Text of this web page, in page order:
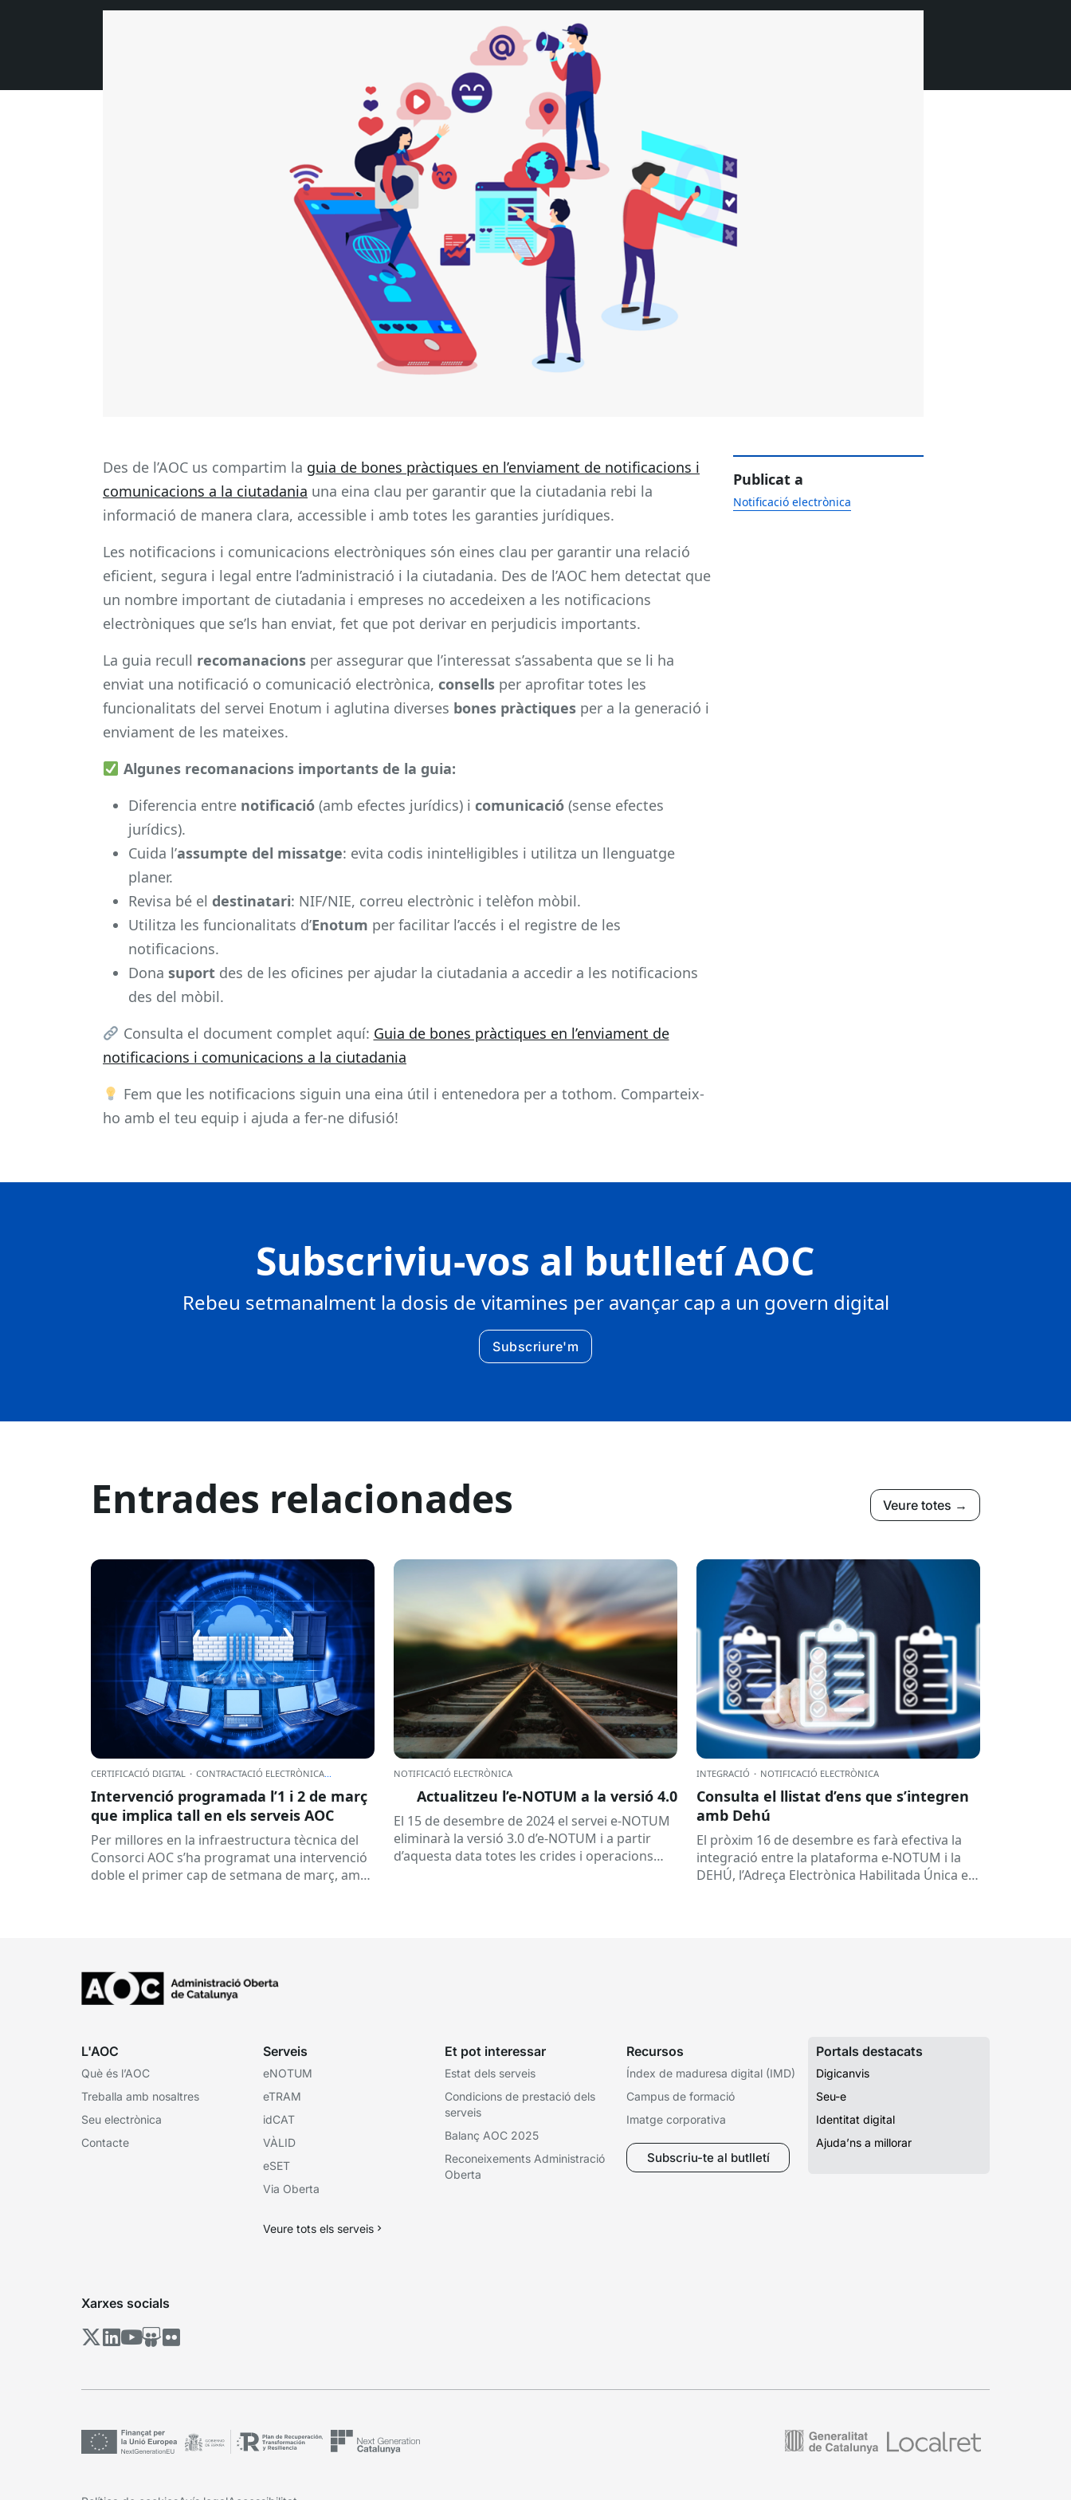
Des de l’AOC us compartim la guia de bones pràctiques en l’enviament de notificacions i
comunicacions a la ciutadania una eina clau per garantir que la ciutadania rebi la
informació de manera clara, accessible i amb totes les garanties jurídiques.
Les notificacions i comunicacions electròniques són eines clau per garantir una relació
eficient, segura i legal entre l’administració i la ciutadania. Des de l’AOC hem detectat que
un nombre important de ciutadania i empreses no accedeixen a les notificacions
electròniques que se’ls han enviat, fet que pot derivar en perjudicis importants.
La guia recull recomanacions per assegurar que l’interessat s’assabenta que se li ha
enviat una notificació o comunicació electrònica, consells per aprofitar totes les
funcionalitats del servei Enotum i aglutina diverses bones pràctiques per a la generació i
enviament de les mateixes.
Algunes recomanacions importants de la guia:
Diferencia entre notificació (amb efectes jurídics) i comunicació (sense efectes
jurídics).
Cuida l’assumpte del missatge: evita codis inintel·ligibles i utilitza un llenguatge
planer.
Revisa bé el destinatari: NIF/NIE, correu electrònic i telèfon mòbil.
Utilitza les funcionalitats d’Enotum per facilitar l’accés i el registre de les
notificacions.
Dona suport des de les oficines per ajudar la ciutadania a accedir a les notificacions
des del mòbil.
Consulta el document complet aquí: Guia de bones pràctiques en l’enviament de
notificacions i comunicacions a la ciutadania
Fem que les notificacions siguin una eina útil i entenedora per a tothom. Comparteix-
ho amb el teu equip i ajuda a fer-ne difusió!
Publicat a
Notificació electrònica
Subscriviu-vos al butlletí AOC
Rebeu setmanalment la dosis de vitamines per avançar cap a un govern digital
Subscriure'm
Entrades relacionades Veure totes →
CERTIFICACIÓ DIGITAL · CONTRACTACIÓ ELECTRÒNICA
Intervenció programada l’1 i 2 de març
que implica tall en els serveis AOC
Per millores en la infraestructura tècnica del
Consorci AOC s’ha programat una intervenció
doble el primer cap de setmana de març, amb
NOTIFICACIÓ ELECTRÒNICA
Actualitzeu l’e-NOTUM a la versió 4.0
El 15 de desembre de 2024 el servei e-NOTUM
eliminarà la versió 3.0 d’e-NOTUM i a partir
d’aquesta data totes les crides i operacions
INTEGRACIÓ · NOTIFICACIÓ ELECTRÒNICA
Consulta el llistat d’ens que s’integren
amb Dehú
El pròxim 16 de desembre es farà efectiva la
integració entre la plataforma e-NOTUM i la
DEHÚ, l’Adreça Electrònica Habilitada Única en
L'AOC
Què és l’AOC
Treballa amb nosaltres
Seu electrònica
Contacte
Serveis
eNOTUM
eTRAM
idCAT
VÀLID
eSET
Via Oberta
Veure tots els serveis
Et pot interessar
Estat dels serveis
Condicions de prestació dels
serveis
Balanç AOC 2025
Reconeixements Administració
Oberta
Recursos
Índex de maduresa digital (IMD)
Campus de formació
Imatge corporativa
Subscriu-te al butlletí
Portals destacats
Digicanvis
Seu-e
Identitat digital
Ajuda’ns a millorar
Xarxes socials